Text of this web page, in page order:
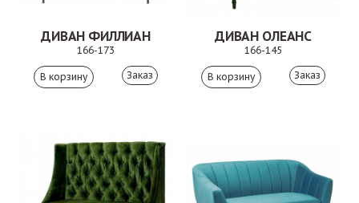
ДИВАН ФИЛЛИАН
166-173
Заказ
ДИВАН ОЛЕАНС
166-145
Заказ